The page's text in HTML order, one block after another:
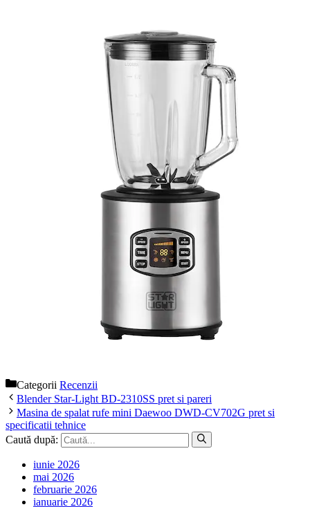
Categorii Recenzii
Blender Star-Light BD-2310SS pret si pareri
Masina de spalat rufe mini Daewoo DWD-CV702G pret si
specificatii tehnice
Caută după:
iunie 2026
mai 2026
februarie 2026
ianuarie 2026